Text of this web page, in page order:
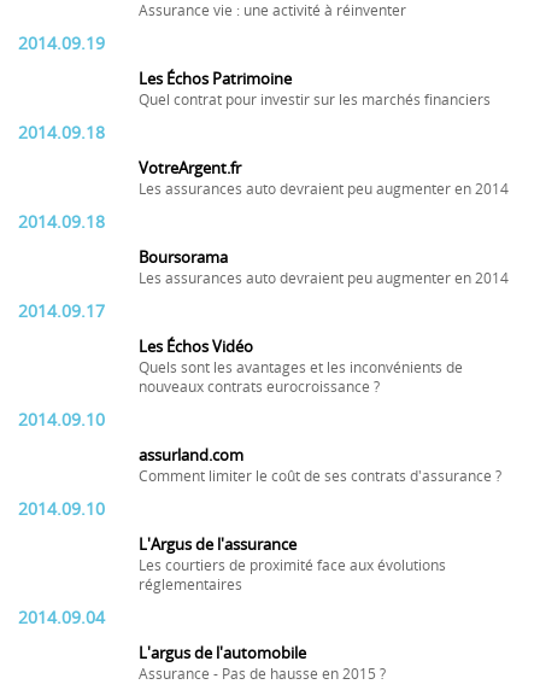
Assurance vie : une activité à réinventer
2014.09.19
Les Échos Patrimoine
Quel contrat pour investir sur les marchés financiers
2014.09.18
VotreArgent.fr
Les assurances auto devraient peu augmenter en 2014
2014.09.18
Boursorama
Les assurances auto devraient peu augmenter en 2014
2014.09.17
Les Échos Vidéo
Quels sont les avantages et les inconvénients de
nouveaux contrats eurocroissance ?
2014.09.10
assurland.com
Comment limiter le coût de ses contrats d'assurance ?
2014.09.10
L'Argus de l'assurance
Les courtiers de proximité face aux évolutions
réglementaires
2014.09.04
L'argus de l'automobile
Assurance - Pas de hausse en 2015 ?